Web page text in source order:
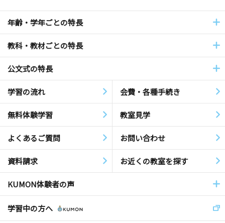
年齢・学年ごとの特長
教科・教材ごとの特長
公文式の特長
学習の流れ 会費・各種手続き
無料体験学習 教室見学
よくあるご質問 お問い合わせ
資料請求 お近くの教室を探す
KUMON体験者の声
学習中の方へ